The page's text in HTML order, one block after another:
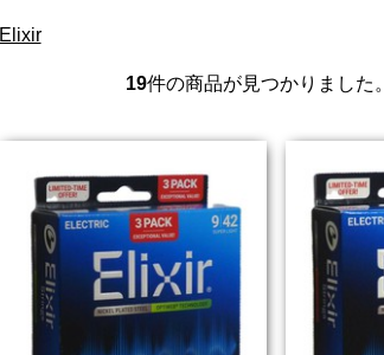
Elixir
19件の商品が見つかりました。